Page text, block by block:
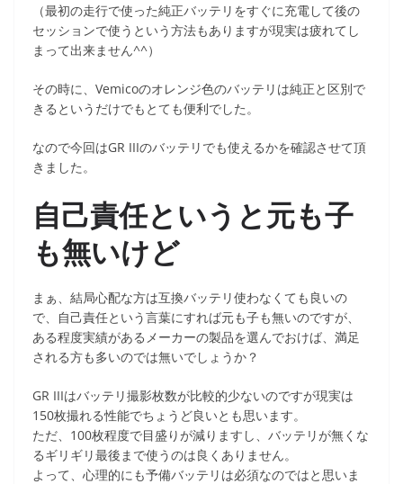
（最初の走行で使った純正バッテリをすぐに充電して後の
セッションで使うという方法もありますが現実は疲れてし
まって出来ません^^）
その時に、Vemicoのオレンジ色のバッテリは純正と区別で
きるというだけでもとても便利でした。
なので今回はGR IIIのバッテリでも使えるかを確認させて頂
きました。
自己責任というと元も子
も無いけど
まぁ、結局心配な方は互換バッテリ使わなくても良いの
で、自己責任という言葉にすれば元も子も無いのですが、
ある程度実績があるメーカーの製品を選んでおけば、満足
される方も多いのでは無いでしょうか？
GR IIIはバッテリ撮影枚数が比較的少ないのですが現実は
150枚撮れる性能でちょうど良いとも思います。
ただ、100枚程度で目盛りが減りますし、バッテリが無くな
るギリギリ最後まで使うのは良くありません。
よって、心理的にも予備バッテリは必須なのではと思いま